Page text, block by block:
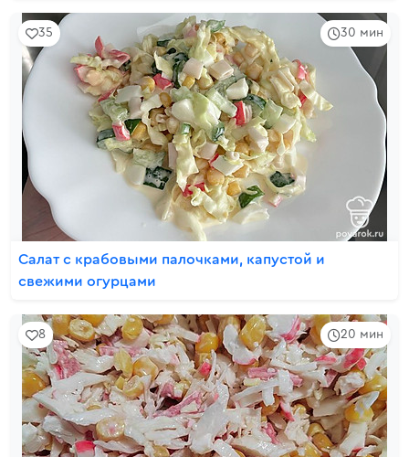
30 мин
35
Салат с крабовыми палочками, капустой и
свежими огурцами
20 мин
8